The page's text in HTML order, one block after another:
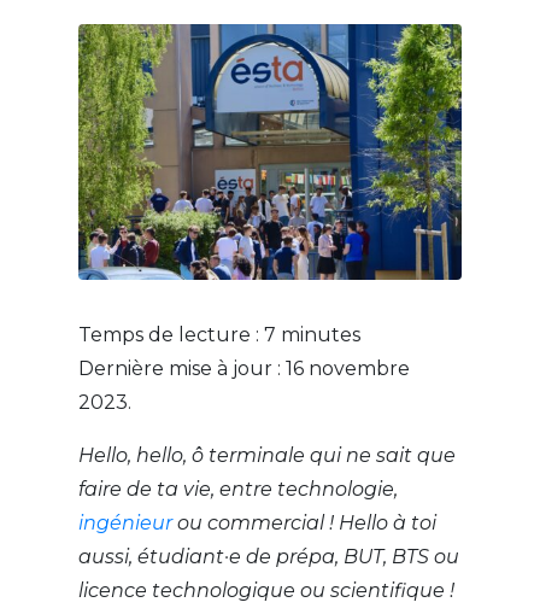
Temps de lecture : 7 minutes
Dernière mise à jour : 16 novembre
2023.
Hello, hello, ô terminale qui ne sait que
faire de ta vie, entre technologie,
ingénieurou commercial ! Hello à toi
aussi, étudiant·e de prépa, BUT, BTS ou
licence technologique ou scientifique !